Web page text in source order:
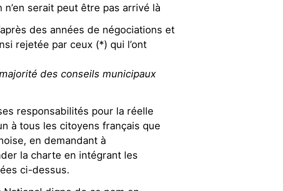
serait peut être pas arrivé là
des années de négociations et
rejetée par ceux (*) qui l’ont
des conseils municipaux
responsabilités pour la réelle
à tous les citoyens français que
en demandant à
la charte en intégrant les
ci-dessus.